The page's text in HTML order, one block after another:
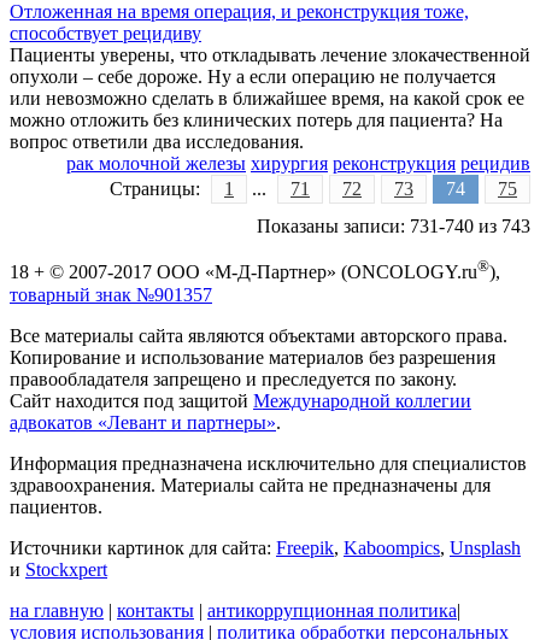
Отложенная на время операция, и реконструкция тоже,
способствует рецидиву
Пациенты уверены, что откладывать лечение злокачественной
опухоли – себе дороже. Ну а если операцию не получается
или невозможно сделать в ближайшее время, на какой срок ее
можно отложить без клинических потерь для пациента? На
вопрос ответили два исследования.
рак молочной железы хирургия реконструкция рецидив
Страницы:
1 ... 71 72 73 74
75
Показаны записи: 731-740 из 743
18 + © 2007-2017 ООО «М-Д-Партнер» (ONCOLOGY.ru®),
товарный знак №901357
Все материалы сайта являются объектами авторского права.
Копирование и использование материалов без разрешения
правообладателя запрещено и преследуется по закону.
Сайт находится под защитой Международной коллегии
адвокатов «Левант и партнеры».
Информация предназначена исключительно для специалистов
здравоохранения. Материалы сайта не предназначены для
пациентов.
Источники картинок для сайта: Freepik, Kaboompics, Unsplash
и Stockxpert
на главную | контакты | антикоррупционная политика|
условия использования | политика обработки персональных